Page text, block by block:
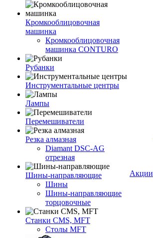
Кромкооблицовочная
машинка
Кромкооблицовочная
машинка CONTURO
Рубанки
Инструментальные центры
Лампы
Перемешиватели
Резка алмазная
Diamant DSC-AG
отрезная
Шины-направляющие
Шины
Шины-направляющие
торцовочные
Станки CMS, MFT
Столы MFT
Акции